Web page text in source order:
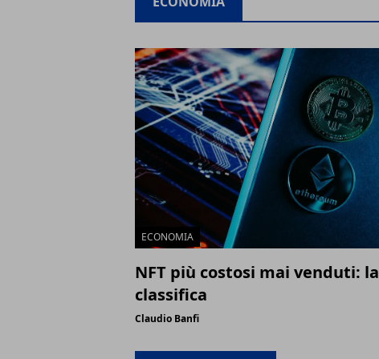
ECONOMIA
NFT più costosi mai venduti: la
classifica
Claudio Banfi